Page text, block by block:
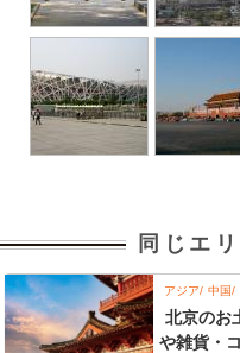
同じエ
アジア 中国
北京のお
や雑貨・